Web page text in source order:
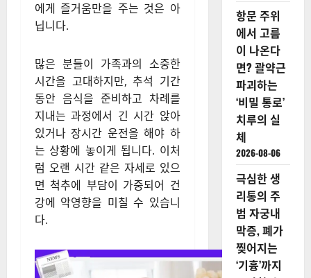
에게 즐거움만을 주는 것은 아
닙니다.
많은 분들이 가족과의 소중한
시간을 고대하지만, 추석 기간
동안 음식을 준비하고 차례를
지내는 과정에서 긴 시간 앉아
있거나 장시간 운전을 해야 하
는 상황에 놓이게 됩니다. 이처
럼 오랜 시간 같은 자세로 있으
면 척추에 부담이 가중되어 건
강에 악영향을 미칠 수 있습니
다.
항문 주위
에서 고름
이 나온다
면? 괄약근
파괴하는
‘비밀 통로’
치루의 실
체
2026-08-06
극심한 생
리통의 주
범 자궁내
막증, 폐가
찢어지는
‘기흉’까지